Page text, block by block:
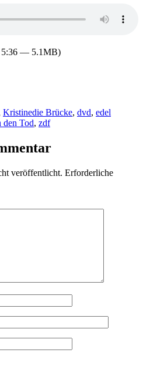
5:36 — 5.1MB)
Kristinedie Brücke, dvd, edel
den Tod, zdf
veröffentlicht. Erforderliche